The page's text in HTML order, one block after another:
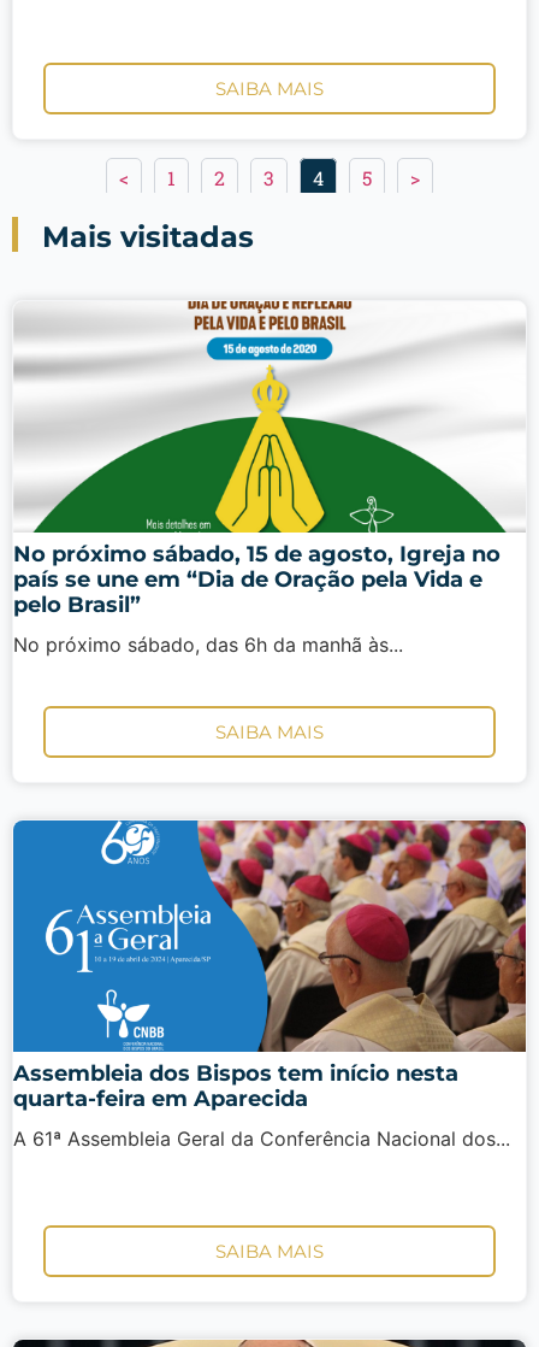
SAIBA MAIS
< 1 2 3 4 5 >
Mais visitadas
No próximo sábado, 15 de agosto, Igreja no
país se une em “Dia de Oração pela Vida e
pelo Brasil”
No próximo sábado, das 6h da manhã às...
SAIBA MAIS
Assembleia dos Bispos tem início nesta
quarta-feira em Aparecida
A 61ª Assembleia Geral da Conferência Nacional dos...
SAIBA MAIS